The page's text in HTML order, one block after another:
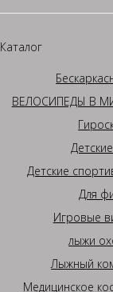
Каталог
ВЕЛОСИПЕДЫ В
Детские
Для
Игровые
лыжи
Лыжный
Медицинское